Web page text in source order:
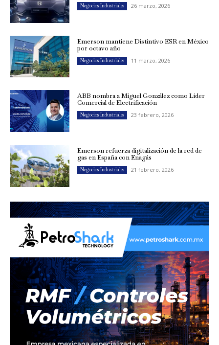
Negocios Industriales 26 marzo, 2026
Emerson mantiene Distintivo ESR en México
por octavo año
Negocios Industriales 11 marzo, 2026
ABB nombra a Miguel González como Líder
Comercial de Electrificación
Negocios Industriales 23 febrero, 2026
Emerson refuerza digitalización de la red de
gas en España con Enagás
Negocios Industriales 21 febrero, 2026